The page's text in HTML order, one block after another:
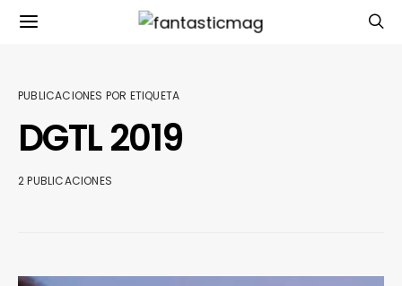
PUBLICACIONES POR ETIQUETA
DGTL 2019
2 PUBLICACIONES